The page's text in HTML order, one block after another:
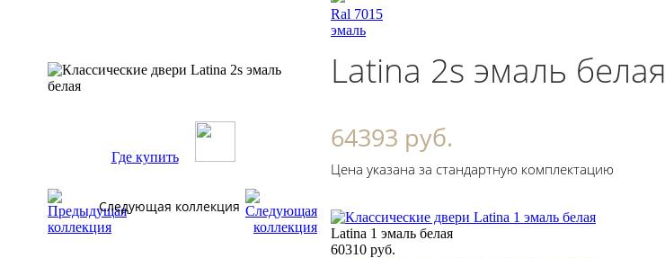
Где купить
Следующая коллекция
Ral 7015
эмаль
Latina 2s эмаль белая
64393 руб.
Цена указана за стандартную комплектацию
Latina 1 эмаль белая
60310 руб.